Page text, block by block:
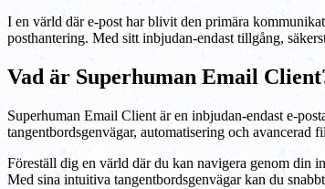
I en värld där e-post har blivit den primära
posthantering. Med sitt inbjudan-endast tillgång,
Vad är Superhuman Email
Superhuman Email Client är en inbjudan-endast e-
tangentbordsgenvägar, automatisering och avancerad
Föreställ dig en värld där du kan navigera genom din
Med sina intuitiva tangentbordsgenvägar kan du